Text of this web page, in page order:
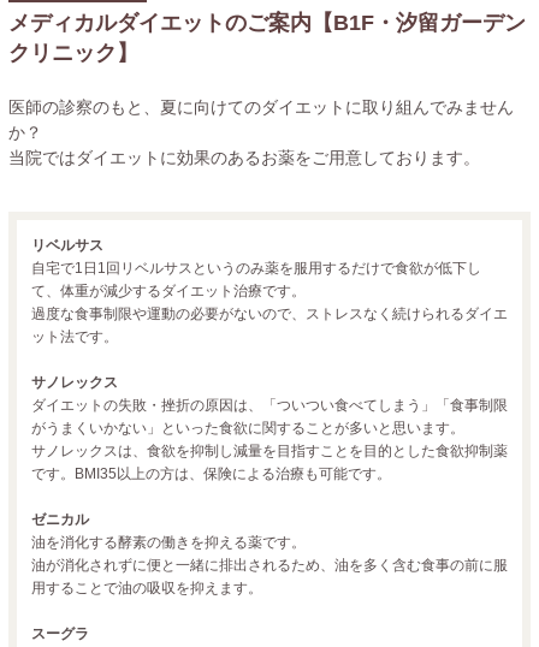
メディカルダイエットのご案内【B1F・汐留ガーデン
クリニック】
医師の診察のもと、夏に向けてのダイエットに取り組んでみません
か？
当院ではダイエットに効果のあるお薬をご用意しております。
リベルサス
自宅で1日1回リベルサスというのみ薬を服用するだけで食欲が低下し
て、体重が減少するダイエット治療です。
過度な食事制限や運動の必要がないので、ストレスなく続けられるダイエ
ット法です。
サノレックス
ダイエットの失敗・挫折の原因は、「ついつい食べてしまう」「食事制限
がうまくいかない」といった食欲に関することが多いと思います。
サノレックスは、食欲を抑制し減量を目指すことを目的とした食欲抑制薬
です。BMI35以上の方は、保険による治療も可能です。
ゼニカル
油を消化する酵素の働きを抑える薬です。
油が消化されずに便と一緒に排出されるため、油を多く含む食事の前に服
用することで油の吸収を抑えます。
スーグラ